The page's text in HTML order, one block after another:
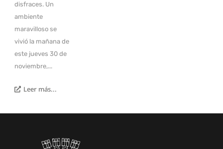
disfraces. Un
ambiente
maravilloso se
vivió la mañana de
este jueves 30 de
noviembre,...
Leer más...